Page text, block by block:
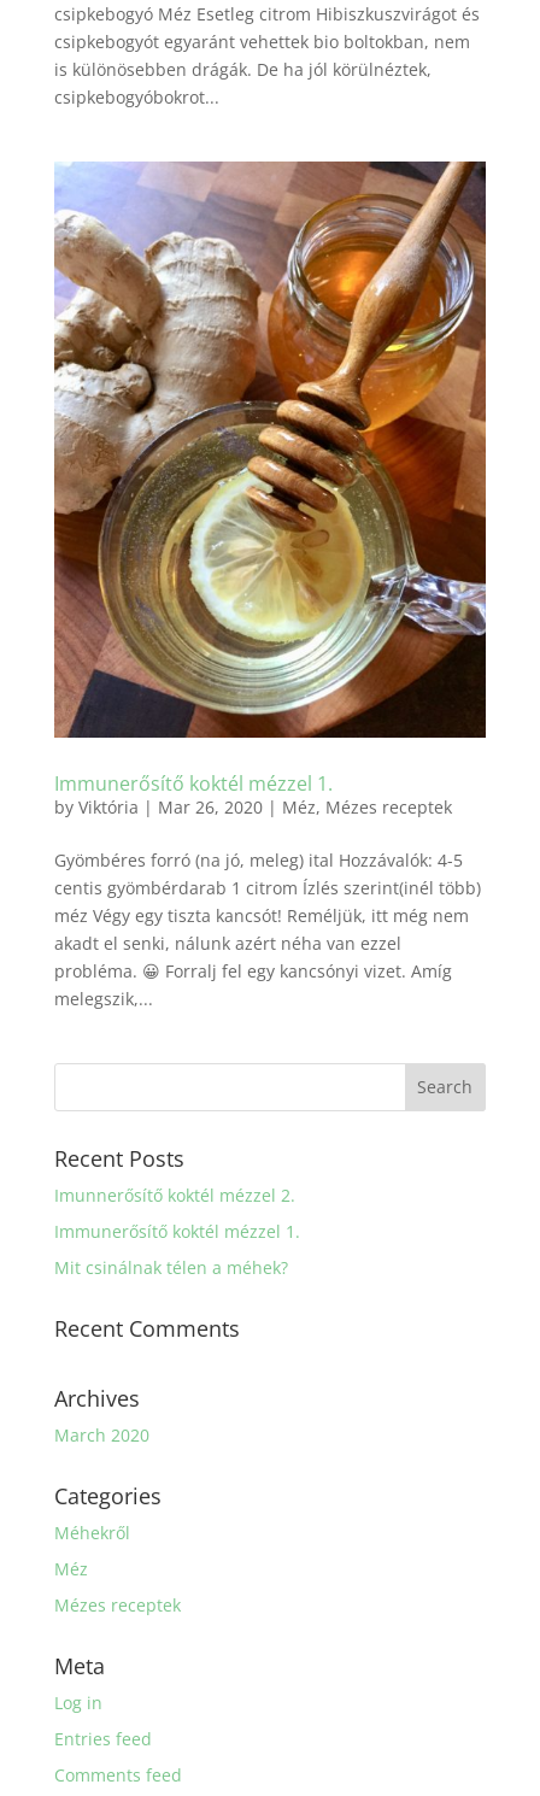
csipkebogyó Méz Esetleg citrom Hibiszkuszvirágot és
csipkebogyót egyaránt vehettek bio boltokban, nem
is különösebben drágák. De ha jól körülnéztek,
csipkebogyóbokrot...
Immunerősítő koktél mézzel 1.
by Viktória | Mar 26, 2020| Méz, Mézes receptek
Gyömbéres forró (na jó, meleg) ital Hozzávalók: 4-5
centis gyömbérdarab 1 citrom Ízlés szerint(inél több)
méz Végy egy tiszta kancsót! Reméljük, itt még nem
akadt el senki, nálunk azért néha van ezzel
probléma. 😀 Forralj fel egy kancsónyi vizet. Amíg
melegszik,...
Recent Posts
Imunnerősítő koktél mézzel 2.
Immunerősítő koktél mézzel 1.
Mit csinálnak télen a méhek?
Recent Comments
Archives
March 2020
Categories
Méhekről
Méz
Mézes receptek
Meta
Log in
Entries feed
Comments feed